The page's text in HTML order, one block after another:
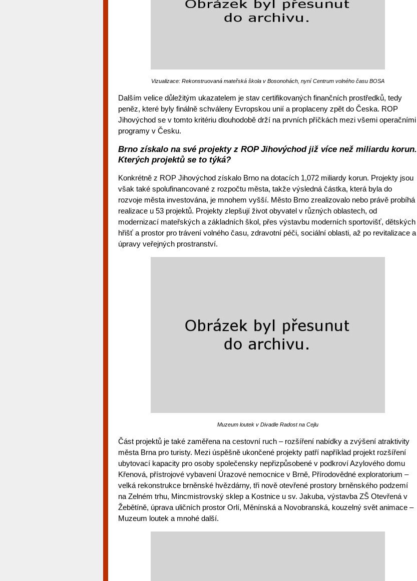
Vizualizace: Rekonstruovaná mateřská škola v Bosonohách, nyní Centrum volného času BOSA
Dalším velice důležitým ukazatelem je stav certifikovaných finančních prostředků, tedy
peněz, které byly finálně schváleny Evropskou unií a proplaceny zpět do Česka. ROP
Jihovýchod se v tomto kritériu dlouhodobě drží na prvních příčkách mezi všemi operačními
programy v Česku.
Brno získalo na své projekty z ROP Jihovýchod již více než miliardu korun.
Kterých projektů se to týká?
Konkrétně z ROP Jihovýchod získalo Brno na dotacích 1,072 miliardy korun. Projekty jsou
však také spolufinancované z rozpočtu města, takže výsledná částka, která byla do
rozvoje města investována, je mnohem vyšší. Město Brno zrealizovalo nebo právě probíhá
realizace u 53 projektů. Projekty zlepšují život obyvatel v různých oblastech, od
modernizací mateřských a základních škol, přes výstavbu moderních sportovišť, dětských
hřišť a prostor pro trávení volného času, zdravotní péči, sociální oblasti, až po revitalizace a
úpravy veřejných prostranství.
Muzeum loutek v Divadle Radost na Cejlu
Část projektů je také zaměřena na cestovní ruch – rozšíření nabídky a zvýšení atraktivity
města Brna pro turisty. Mezi úspěšně ukončené projekty patří například projekt rozšíření
ubytovací kapacity pro osoby společensky nepřizpůsobené v podkroví Azylového domu
Křenová, přístrojové vybavení Úrazové nemocnice v Brně, Přírodovědné exploratorium –
velká rekonstrukce brněnské hvězdárny, tři nově otevřené prostory brněnského podzemí
na Zelném trhu, Mincmistrovský sklep a Kostnice u sv. Jakuba, výstavba ZŠ Otevřená v
Žebětíně, úprava uličních prostor Orlí, Měnínská a Novobranská, kouzelný svět animace –
Muzeum loutek a mnohé další.